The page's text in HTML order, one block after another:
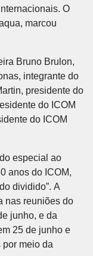
O
marcou
Bruno Brulon,
integrante do
presidente do
do ICOM
do ICOM
especial ao
anos do ICOM,
dividido”. A
nas reuniões do
junho, e da
25 de junho e
por meio da